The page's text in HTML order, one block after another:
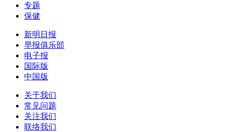
专题
保健
新明日报
早报俱乐部
电子报
国际版
中国版
关于我们
常见问题
关注我们
联络我们